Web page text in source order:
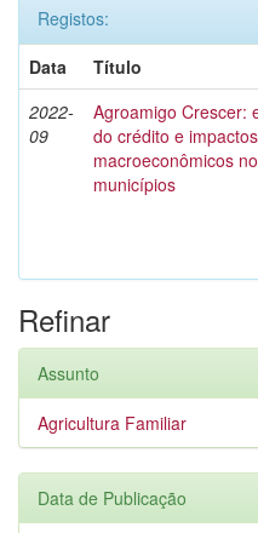
Registos:
Data
Título
2022-
09
Agroamigo Crescer:
do crédito e impactos
macroeconômicos
municípios
Refinar
Assunto
Agricultura Familiar
Data de Publicação